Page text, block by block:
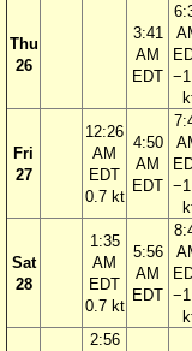
Thu
26
3:41
AM
EDT
Fri
27
12:26
AM
EDT
0.7 kt
4:50
AM
EDT
Sat
28
1:35
AM
EDT
0.7 kt
5:56
AM
EDT
2:56